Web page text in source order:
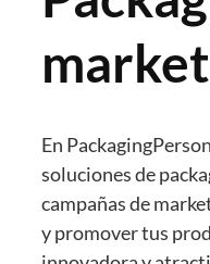
En
soluciones de
campañas de
y promover tus